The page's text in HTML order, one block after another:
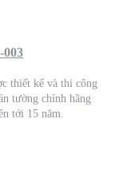
thiết kế và thi công
tường chính hãng
tới 15 năm.